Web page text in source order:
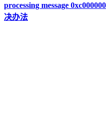
processing message
决办法